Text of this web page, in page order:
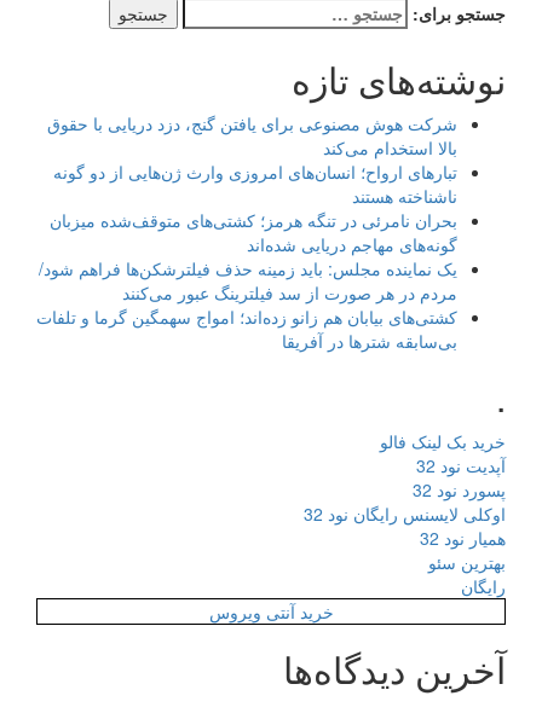
جستجو برای:
نوشته‌های تازه
شرکت هوش مصنوعی برای یافتن گنج، دزد دریایی با حقوق
بالا استخدام می‌کند
تبارهای ارواح؛ انسان‌های امروزی وارث ژن‌هایی از دو گونه
ناشناخته هستند
بحران نامرئی در تنگه هرمز؛ کشتی‌های متوقف‌شده میزبان
گونه‌های مهاجم دریایی شده‌اند
یک نماینده مجلس: باید زمینه حذف فیلترشکن‌ها فراهم شود/
مردم در هر صورت از سد فیلترینگ عبور می‌کنند
کشتی‌های بیابان هم زانو زده‌اند؛ امواج سهمگین گرما و تلفات
بی‌سابقه شترها در آفریقا
.
خرید بک لینک فالو
آپدیت نود 32
پسورد نود 32
اوکلی لایسنس رایگان نود 32
همیار نود 32
بهترین سئو
رایگان
خرید آنتی ویروس
آخرین دیدگاه‌ها